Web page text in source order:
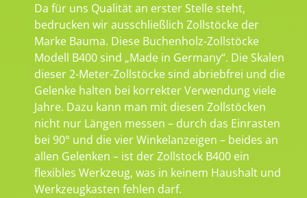
Da für uns Qualität an erster Stelle steht,
bedrucken wir ausschließlich Zollstöcke der
Marke Bauma. Diese Buchenholz-Zollstöcke
Modell B400 sind „Made in Germany“. Die Skalen
dieser 2-Meter-Zollstöcke sind abriebfrei und die
Gelenke halten bei korrekter Verwendung viele
Jahre. Dazu kann man mit diesen Zollstöcken
nicht nur Längen messen – durch das Einrasten
bei 90° und die vier Winkelanzeigen – beides an
allen Gelenken – ist der Zollstock B400 ein
flexibles Werkzeug, was in keinem Haushalt und
Werkzeugkasten fehlen darf.